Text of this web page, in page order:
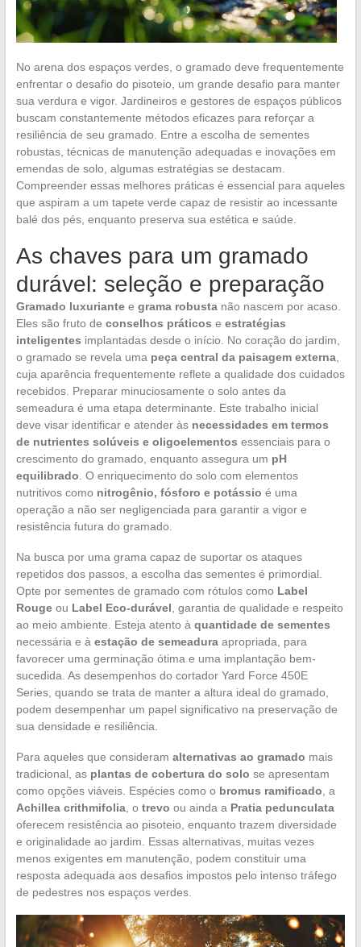
No arena dos espaços verdes, o gramado deve frequentemente
enfrentar o desafio do pisoteio, um grande desafio para manter
sua verdura e vigor. Jardineiros e gestores de espaços públicos
buscam constantemente métodos eficazes para reforçar a
resiliência de seu gramado. Entre a escolha de sementes
robustas, técnicas de manutenção adequadas e inovações em
emendas de solo, algumas estratégias se destacam.
Compreender essas melhores práticas é essencial para aqueles
que aspiram a um tapete verde capaz de resistir ao incessante
balé dos pés, enquanto preserva sua estética e saúde.
As chaves para um gramado
durável: seleção e preparação
Gramado luxuriantee grama robustanão nascem por acaso.
Eles são fruto de conselhos práticos e estratégias
inteligentes implantadas desde o início. No coração do jardim,
o gramado se revela uma peça central da paisagem externa,
cuja aparência frequentemente reflete a qualidade dos cuidados
recebidos. Preparar minuciosamente o solo antes da
semeadura é uma etapa determinante. Este trabalho inicial
deve visar identificar e atender às necessidades em termos
de nutrientes solúveis e oligoelementos essenciais para o
crescimento do gramado, enquanto assegura um pH
equilibrado . O enriquecimento do solo com elementos
nutritivos como nitrogênio, fósforo e potássio é uma
operação a não ser negligenciada para garantir a vigor e
resistência futura do gramado.
Na busca por uma grama capaz de suportar os ataques
repetidos dos passos, a escolha das sementes é primordial.
Opte por sementes de gramado com rótulos como Label
Rougeou Label Eco-durável , garantia de qualidade e respeito
ao meio ambiente. Esteja atento à quantidade de sementes
necessária e à estação de semeaduraapropriada, para
favorecer uma germinação ótima e uma implantação bem-
sucedida. As desempenhos do cortador Yard Force 450E
Series, quando se trata de manter a altura ideal do gramado,
podem desempenhar um papel significativo na preservação de
sua densidade e resiliência.
Para aqueles que consideram alternativas ao gramado mais
tradicional, as plantas de cobertura do solo se apresentam
como opções viáveis. Espécies como o bromus ramificado , a
Achillea crithmifolia, o trevo ou ainda a Pratia pedunculata
oferecem resistência ao pisoteio, enquanto trazem diversidade
e originalidade ao jardim. Essas alternativas, muitas vezes
menos exigentes em manutenção, podem constituir uma
resposta adequada aos desafios impostos pelo intenso tráfego
de pedestres nos espaços verdes.